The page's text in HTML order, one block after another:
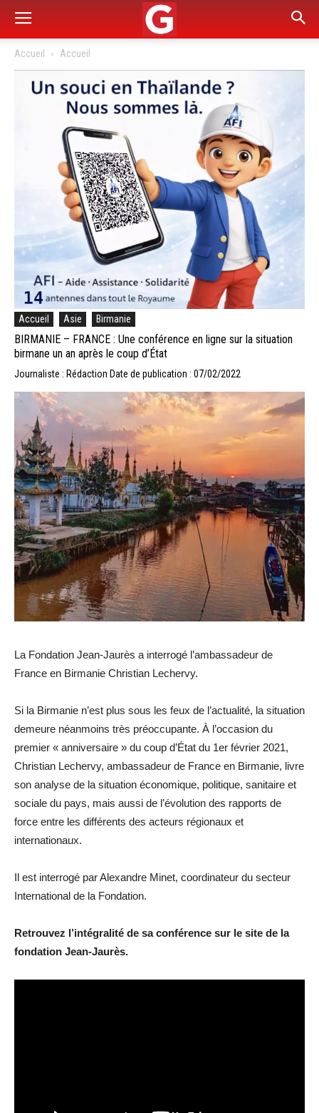
Accueil Accueil
Accueil Asie Birmanie
BIRMANIE – FRANCE : Une conférence en ligne sur la situation
birmane un an après le coup d’État
Journaliste : Rédaction Date de publication : 07/02/2022
La Fondation Jean-Jaurès a interrogé l’ambassadeur de
France en Birmanie Christian Lechervy.
Si la Birmanie n’est plus sous les feux de l’actualité, la situation
demeure néanmoins très préoccupante. À l’occasion du
premier « anniversaire » du coup d’État du 1er février 2021,
Christian Lechervy, ambassadeur de France en Birmanie, livre
son analyse de la situation économique, politique, sanitaire et
sociale du pays, mais aussi de l’évolution des rapports de
force entre les différents des acteurs régionaux et
internationaux.
Il est interrogé par Alexandre Minet, coordinateur du secteur
International de la Fondation.
Retrouvez l’intégralité de sa conférence sur le site de la
fondation Jean-Jaurès.